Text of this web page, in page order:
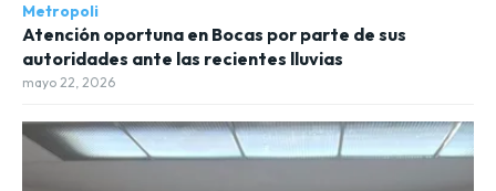
Metropoli
Atención oportuna en Bocas por parte de sus
autoridades ante las recientes lluvias
mayo 22, 2026